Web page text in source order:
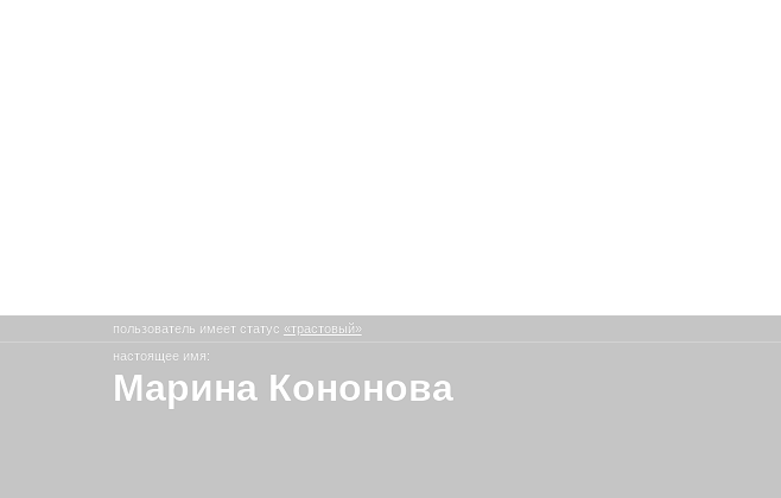
пользователь имеет статус «трастовый»
настоящее имя:
Марина Кононова